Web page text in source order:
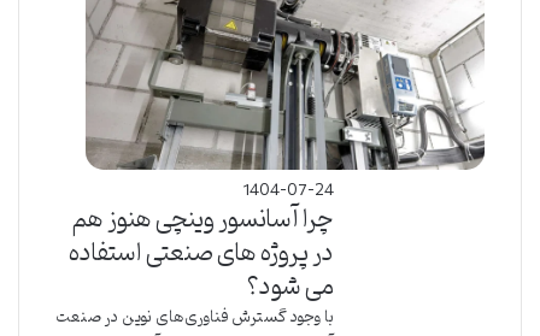
1404-07-24
چرا آسانسور وینچی هنوز هم
در پروژه های صنعتی استفاده
می شود؟
با وجود گسترش فناوری‌های نوین در صنعت